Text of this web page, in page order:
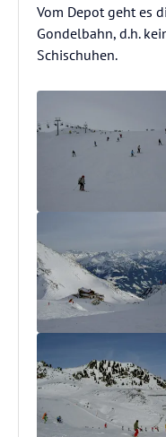
Vom Depot geht es
Gondelbahn, d.h.
Schischuhen.